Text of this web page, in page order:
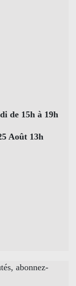
de 15h à 19h
Août 13h
abonnez-